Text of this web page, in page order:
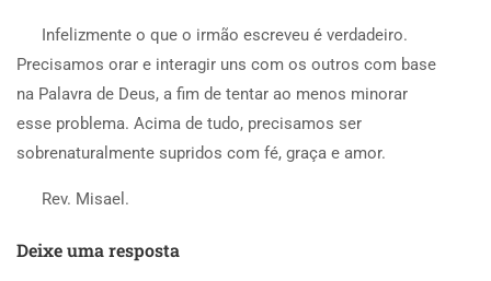
Infelizmente o que o irmão escreveu é verdadeiro.
Precisamos orar e interagir uns com os outros com base
na Palavra de Deus, a fim de tentar ao menos minorar
esse problema. Acima de tudo, precisamos ser
sobrenaturalmente supridos com fé, graça e amor.
Rev. Misael.
Deixe uma resposta